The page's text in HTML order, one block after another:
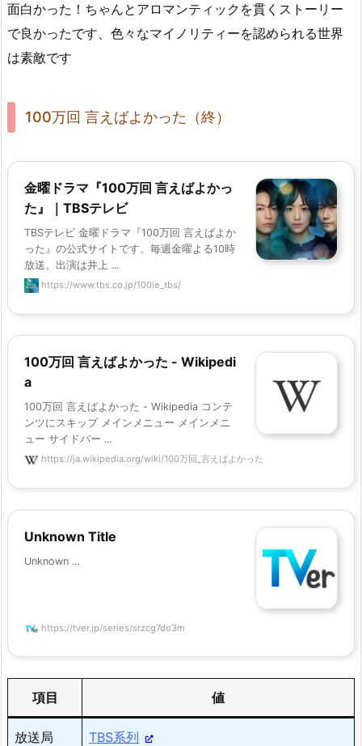
面白かった！ちゃんとアロマンティックを貫くストーリー
で良かったです、色々なマイノリティーを認められる世界
は素敵です
100万回 言えばよかった（終）
金曜ドラマ『100万回 言えばよかっ
た』｜TBSテレビ
TBSテレビ 金曜ドラマ『100万回 言えばよか
った』の公式サイトです。毎週金曜よる10時
放送。出演は井上 ...
https://www.tbs.co.jp/100ie_tbs/
100万回 言えばよかった - Wikipedi
a
100万回 言えばよかった - Wikipedia コンテ
ンツにスキップ メインメニュー メインメニ
ュー サイドバー ...
https://ja.wikipedia.org/wiki/100万回_言えばよかった
Unknown Title
Unknown ...
https://tver.jp/series/srzcg7do3m
項目 値
放送局 TBS系列